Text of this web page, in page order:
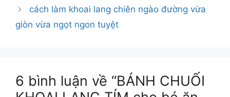
cách làm khoai lang chiên ngào đường vừa
giòn vừa ngọt ngon tuyệt
6 bình luận về “BÁNH CHUỐI